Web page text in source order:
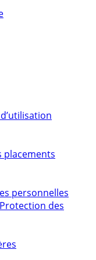
personnelles
des